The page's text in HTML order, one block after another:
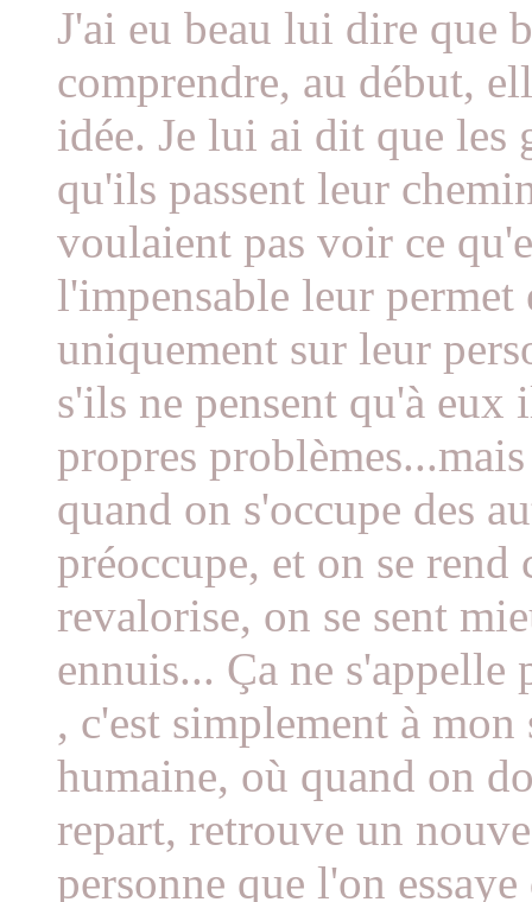
J'ai eu beau lui dire que
comprendre, au début,
idée. Je lui ai dit que les
qu'ils passent leur
voulaient pas voir ce
l'impensable leur permet
uniquement sur leur
s'ils ne pensent qu'à
propres
quand on s'occupe des
préoccupe, et on se
revalorise, on se sent
ennuis... Ça ne s'appelle
, c'est simplement à
humaine, où quand on
repart, retrouve un
personne que l'on